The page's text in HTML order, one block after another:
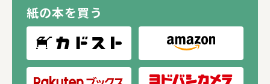
紙の本を買う